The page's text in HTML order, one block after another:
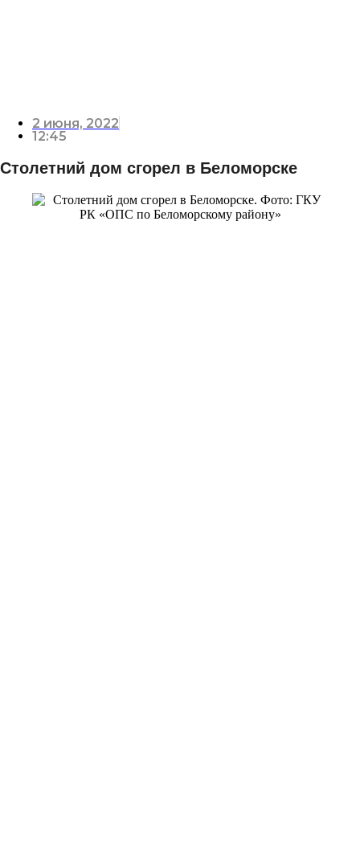
2 июня, 2022
12:45
Столетний дом сгорел в Беломорске